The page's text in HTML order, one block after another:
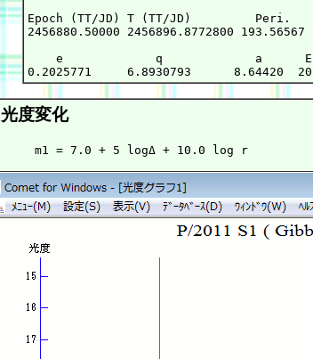
Epoch (TT/JD) T (TT/JD)
2456880.50000 2456896.8772800
e             q             a
光度変化